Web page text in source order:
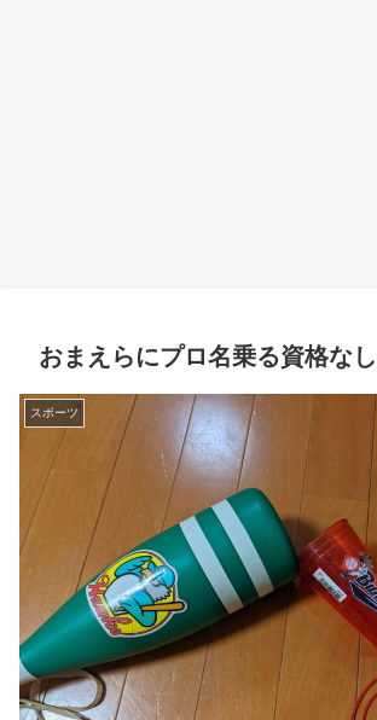
おまえらにプロ名乗る資格なし
スポーツ